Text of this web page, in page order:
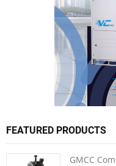
FEATURED PRODUCTS
GMCC